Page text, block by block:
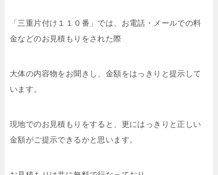
「三重片付け１１０番」では、お電話・メールでの料
金などのお見積もりをされた際
大体の内容物をお聞きし、金額をはっきりと提示して
います。
現地でのお見積もりをすると、更にはっきりと正しい
金額がご提示できるかと思います。